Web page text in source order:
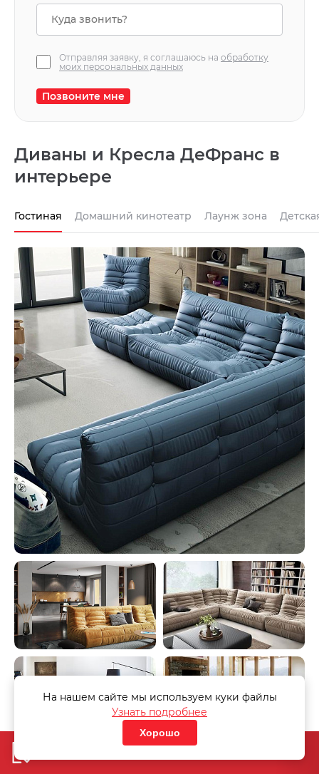
Отправляя заявку, я соглашаюсь на обработку
моих персональных данных
Позвоните мне
Диваны и Кресла ДеФранс в
интерьере
Гостиная Домашний кинотеатр Лаунж зона
На нашем сайте мы используем куки файлы
Узнать подробнее
Хорошо